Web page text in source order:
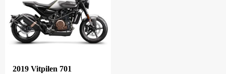
2019 Vitpilen 701